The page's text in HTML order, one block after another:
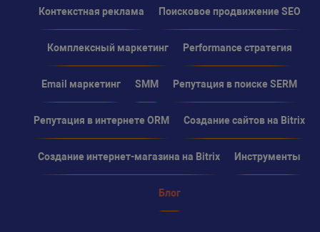
Контекстная реклама Поисковое продвижение SEO
Комплексный маркетинг Performance стратегия
Email маркетинг SMM Репутация в поиске SERM
Репутация в интернете ORM Создание сайтов на Bitrix
Создание интернет-магазина на Bitrix Инструменты
Блог